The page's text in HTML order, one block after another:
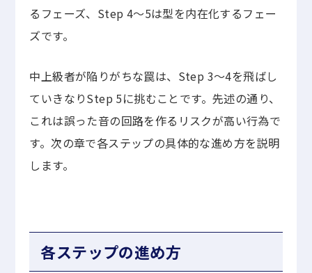
るフェーズ、Step 4〜5は型を内在化するフェー
ズです。
中上級者が陥りがちな罠は、Step 3〜4を飛ばし
ていきなりStep 5に挑むことです。先述の通り、
これは誤った音の回路を作るリスクが高い行為で
す。次の章で各ステップの具体的な進め方を説明
します。
各ステップの進め方